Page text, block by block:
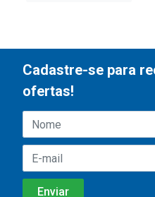
Cadastre-se para
ofertas!